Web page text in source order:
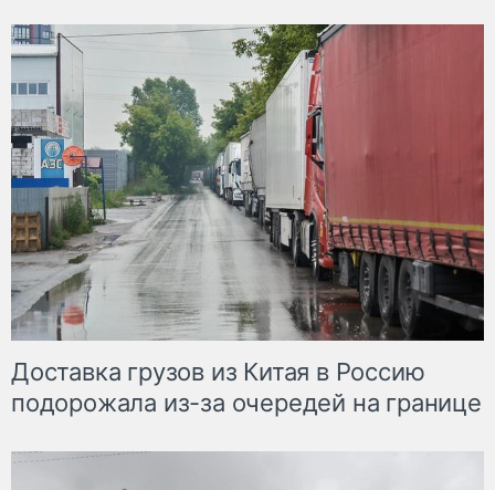
Доставка грузов из Китая в Россию
подорожала из-за очередей на границе